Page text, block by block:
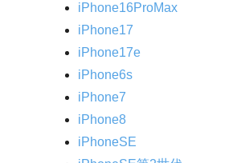
iPhone16ProMax
iPhone17
iPhone17e
iPhone6s
iPhone7
iPhone8
iPhoneSE